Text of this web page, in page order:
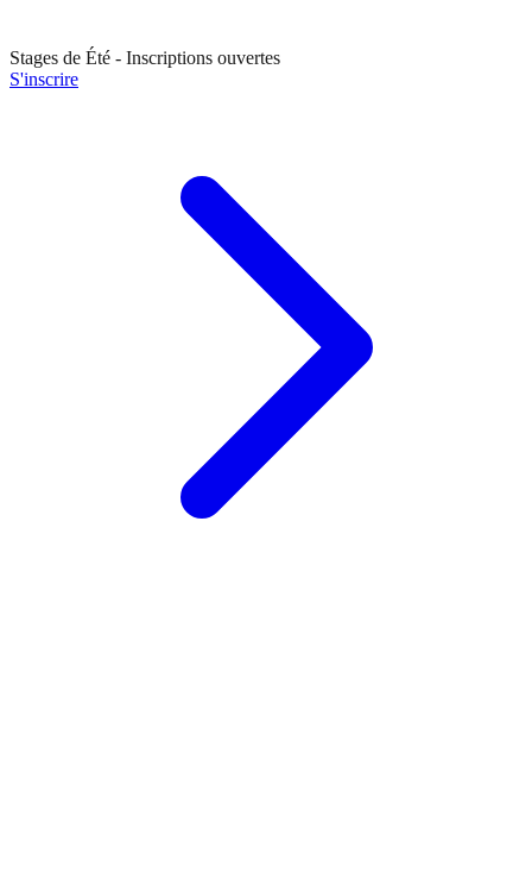
Stages de Été - Inscriptions ouvertes
S'inscrire